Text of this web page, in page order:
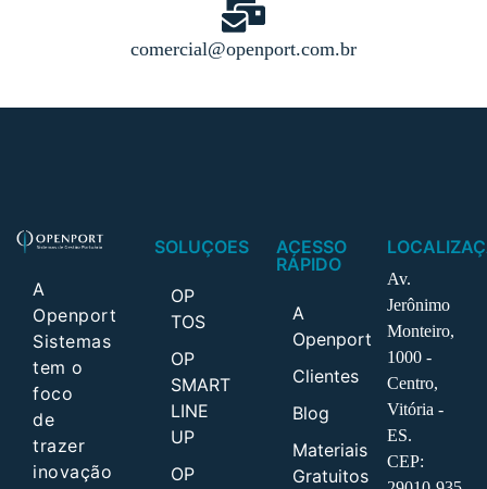
comercial@openport.com.br
A
Openport
Sistemas
tem o
foco
de
trazer
inovação
SOLUÇOES
OP
TOS
OP
SMART
LINE
UP
OP
ACESSO
RÁPIDO
A
Openport
Clientes
Blog
Materiais
Gratuitos
Av.
Jerônimo
Monteiro,
1000 -
Centro,
Vitória -
ES.
CEP: